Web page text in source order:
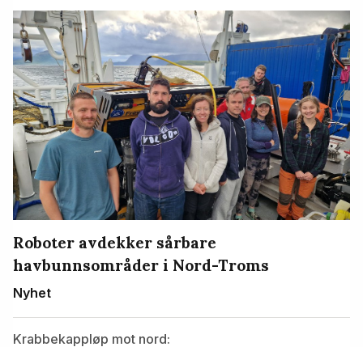
Roboter avdekker sårbare
havbunnsområder i Nord-Troms
Nyhet
Krabbekappløp mot nord: